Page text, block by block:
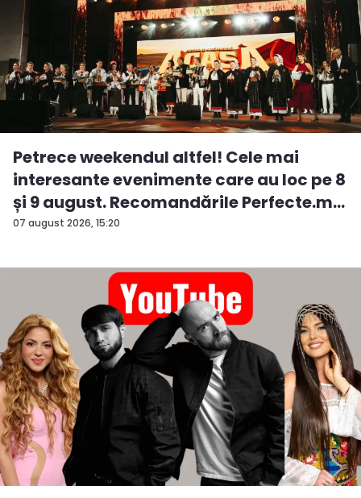
07 august 2026, 15:20
Petrece weekendul altfel! Cele mai
interesante evenimente care au loc pe 8
și 9 august. Recomandările Perfecte.m...